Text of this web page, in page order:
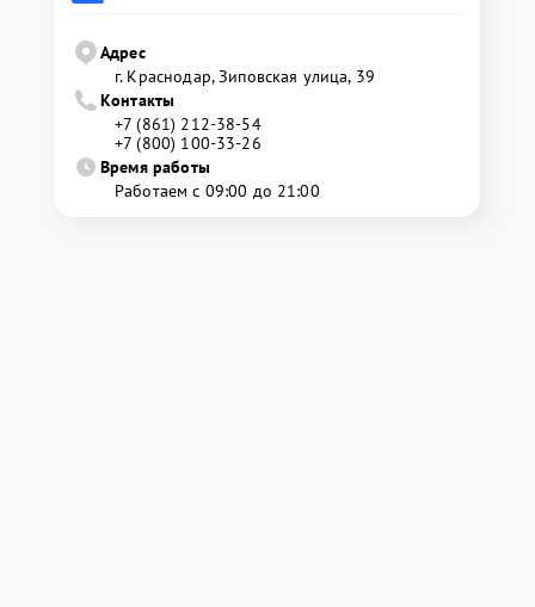
Адрес
г. Краснодар, Зиповская улица, 39
Контакты
+7 (861) 212-38-54
+7 (800) 100-33-26
Время работы
Работаем с 09:00 до 21:00